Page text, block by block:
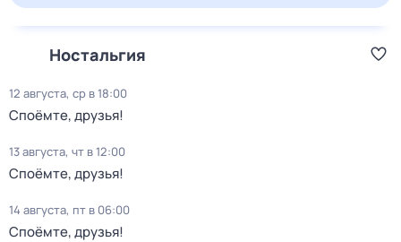
Ностальгия
12 августа, ср в 18:00
Споёмте, друзья!
13 августа, чт в 12:00
Споёмте, друзья!
14 августа, пт в 06:00
Споёмте, друзья!